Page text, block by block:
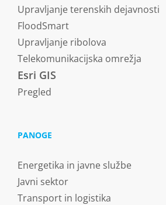
Upravljanje terenskih dejavnosti
FloodSmart
Upravljanje ribolova
Telekomunikacijska omrežja
Esri GIS
Pregled
PANOGE
Energetika in javne službe
Javni sektor
Transport in logistika